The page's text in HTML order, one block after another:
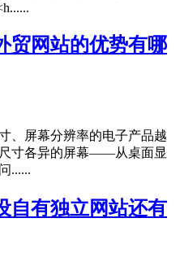
贸网站的优势有哪
、屏幕分辨率的电子产品越
寸各异的屏幕——从桌面显
......
自有独立网站还有